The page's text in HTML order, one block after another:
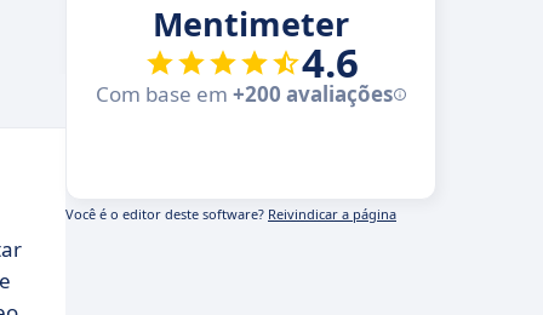
Mentimeter
4.6
Com base em +200 avaliações
Você é o editor deste software? Reivindicar a página